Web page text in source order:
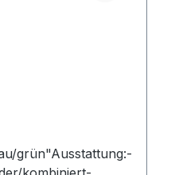
grün"Ausstattung:-